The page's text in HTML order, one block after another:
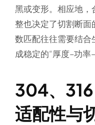
黑或变形。相应地，
整也决定了切割断面
数匹配往往需要结合
成稳定的“厚度–功率
304、
适配性与